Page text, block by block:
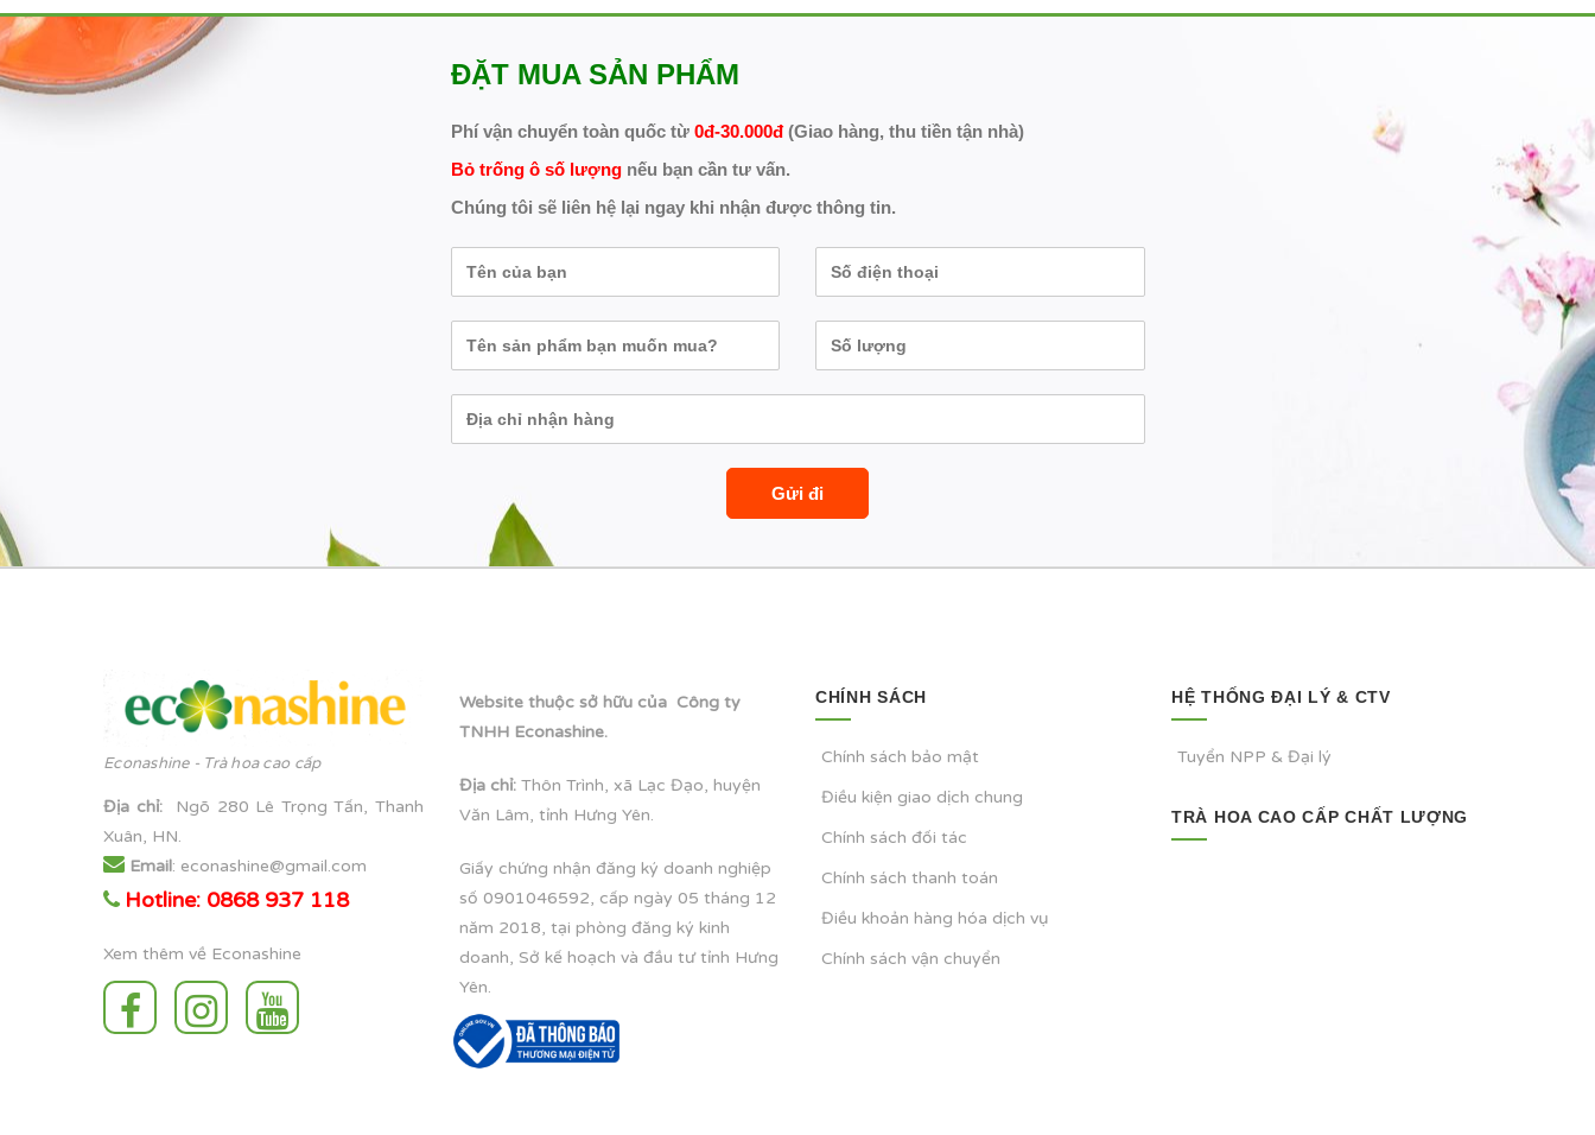
ĐẶT MUA SẢN PHẨM
Phí vận chuyển toàn quốc từ 0đ-30.000đ(Giao hàng, thu tiền tận nhà)
Bỏ trống ô số lượngnếu bạn cần tư vấn.
Chúng tôi sẽ liên hệ lại ngay khi nhận được thông tin.
Econashine - Trà hoa cao cấp
Địa chỉ:Ngõ 280 Lê Trọng Tấn, Thanh
Xuân, HN.
Email: econashine@gmail.com
Hotline: 0868 937 118
Xem thêm về Econashine
Website thuộc sở hữu của Công ty
TNHH Econashine.
Địa chỉ: Thôn Trình, xã Lạc Đạo, huyện
Văn Lâm, tỉnh Hưng Yên.
Giấy chứng nhận đăng ký doanh nghiệp
số 0901046592, cấp ngày 05 tháng 12
năm 2018, tại phòng đăng ký kinh
doanh, Sở kế hoạch và đầu tư tỉnh Hưng
Yên.
CHÍNH SÁCH
Chính sách bảo mật
Điều kiện giao dịch chung
Chính sách đối tác
Chính sách thanh toán
Điều khoản hàng hóa dịch vụ
Chính sách vận chuyển
HỆ THỐNG ĐẠI LÝ & CTV
Tuyển NPP & Đại lý
TRÀ HOA CAO CẤP CHẤT LƯỢNG